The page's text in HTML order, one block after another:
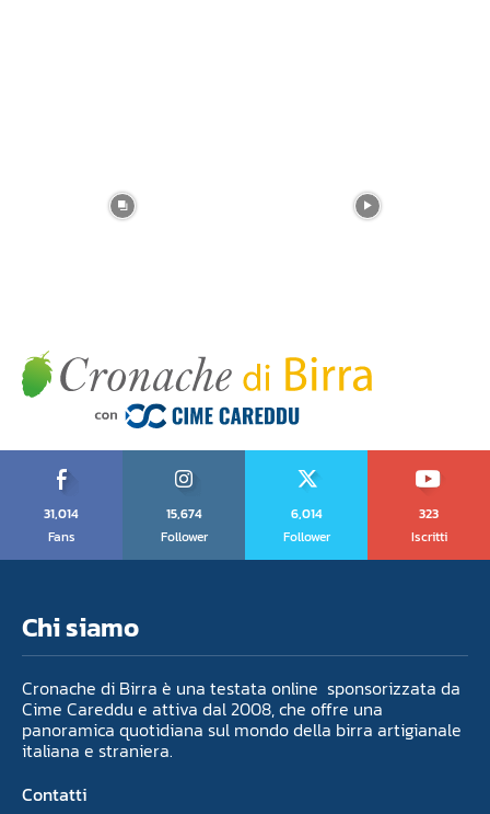
31,014
Fans
15,674
Follower
6,014
Follower
323
Iscritti
Chi siamo
Cronache di Birra è una testata online sponsorizzata da
Cime Careddu e attiva dal 2008, che offre una
panoramica quotidiana sul mondo della birra artigianale
italiana e straniera.
Contatti